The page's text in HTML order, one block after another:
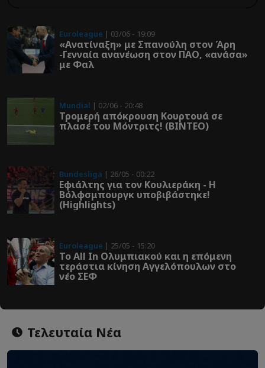
Euroleague | 03/06 - 19:09
«Ανατίναξη» με Σπανούλη στον Άρη
-Γενναία ανανέωση στον ΠΑΟ, «ανάσα»
με Φαλ
Mundial | 02/06 - 20:48
Τρομερή απόκρουση Κουρτουά σε
πλασέ του Μόντριτς! (ΒΙΝΤΕΟ)
Bundesliga | 26/05 - 00:22
Εφιάλτης για τον Κουλιεράκη - Η
Βόλφσμπουργκ υποβιβάστηκε!
(Highlights)
Euroleague | 25/05 - 15:20
Το All In Ολυμπιακού και η επόμενη
τεράστια κίνηση Αγγελόπουλων στο
νέο ΣΕΦ
Τελευταία Νέα